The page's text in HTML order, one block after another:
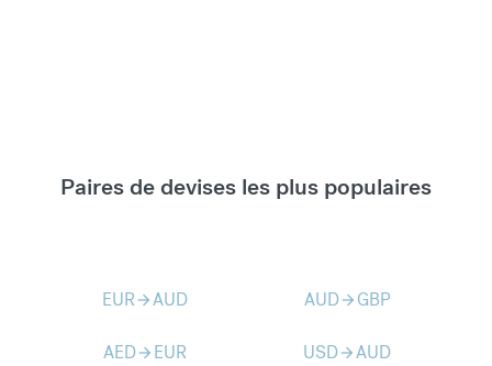
Paires de devises les plus populaires
EURarrow_forwardAUD AUDarrow_forward GBP
AEDarrow_forward EUR USDarrow_forwardAUD